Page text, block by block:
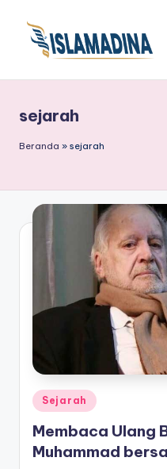
sejarah
Beranda » sejarah
Posted
Sejarah
Membaca Ulang
Muhammad